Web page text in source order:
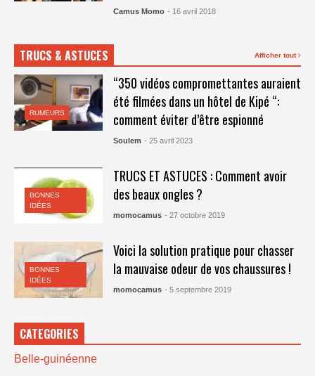
Camus Momo - 16 avril 2018
TRUCS & ASTUCES Afficher tout
RUMEURS
“350 vidéos compromettantes auraient
été filmées dans un hôtel de Kipé “:
comment éviter d’être espionné
Soulem - 25 avril 2023
BONNES
IDÉES
TRUCS ET ASTUCES : Comment avoir
des beaux ongles ?
momocamus - 27 octobre 2019
BONNES
IDÉES
Voici la solution pratique pour chasser
la mauvaise odeur de vos chaussures !
momocamus - 5 septembre 2019
CATEGORIES
Belle-guinéenne